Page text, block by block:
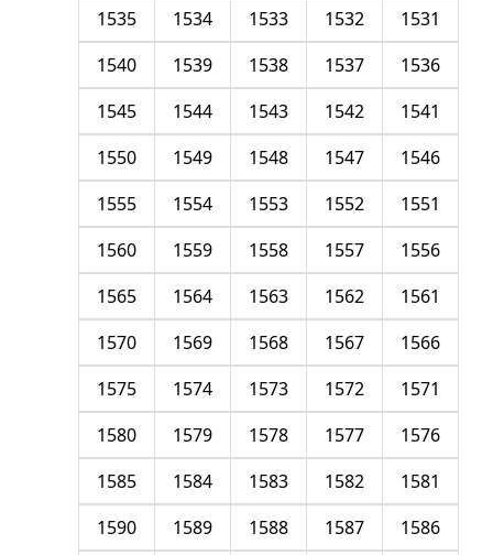
1531
1532
1533
1534
1535
1536
1537
1538
1539
1540
1541
1542
1543
1544
1545
1546
1547
1548
1549
1550
1551
1552
1553
1554
1555
1556
1557
1558
1559
1560
1561
1562
1563
1564
1565
1566
1567
1568
1569
1570
1571
1572
1573
1574
1575
1576
1577
1578
1579
1580
1581
1582
1583
1584
1585
1586
1587
1588
1589
1590